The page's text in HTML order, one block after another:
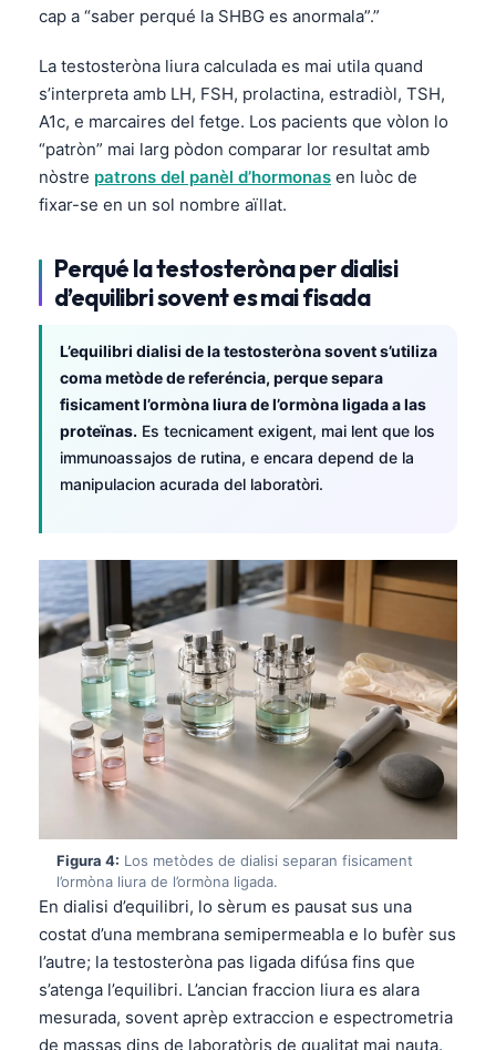
cap a “saber perqué la SHBG es anormala”.”
La testosteròna liura calculada es mai utila quand
s’interpreta amb LH, FSH, prolactina, estradiòl, TSH,
A1c, e marcaires del fetge. Los pacients que vòlon lo
“patròn” mai larg pòdon comparar lor resultat amb
nòstre patrons del panèl d’hormonas en luòc de
fixar-se en un sol nombre aïllat.
Perqué la testosteròna per dialisi
d’equilibri sovent es mai fisada
L’equilibri dialisi de la testosteròna sovent s’utiliza
coma metòde de referéncia, perque separa
fisicament l’ormòna liura de l’ormòna ligada a las
proteïnas. Es tecnicament exigent, mai lent que los
immunoassajos de rutina, e encara depend de la
manipulacion acurada del laboratòri.
Figura 4: Los metòdes de dialisi separan fisicament
l’ormòna liura de l’ormòna ligada.
En dialisi d’equilibri, lo sèrum es pausat sus una
costat d’una membrana semipermeabla e lo bufèr sus
l’autre; la testosteròna pas ligada difúsa fins que
s’atenga l’equilibri. L’ancian fraccion liura es alara
mesurada, sovent aprèp extraccion e espectrometria
de massas dins de laboratòris de qualitat mai nauta.